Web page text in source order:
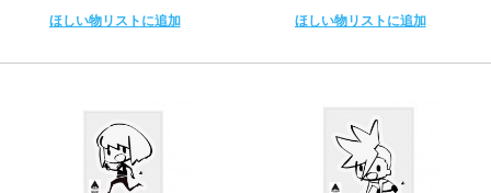
ほしい物リストに追加 ほしい物リストに追加